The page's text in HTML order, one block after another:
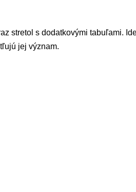
stretol s dodatkovými tabuľami.
jej význam.